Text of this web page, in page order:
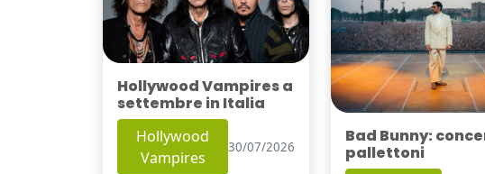
Hollywood Vampires a
settembre in Italia
Hollywood
Vampires
30/07/2026
Bad Bunny:
pallettoni